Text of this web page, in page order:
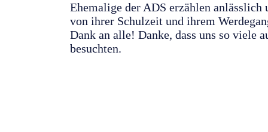
Ehemalige der ADS erzählen anlässlich
von ihrer Schulzeit und ihrem
Dank an alle! Danke, dass uns so viele
besuchten.